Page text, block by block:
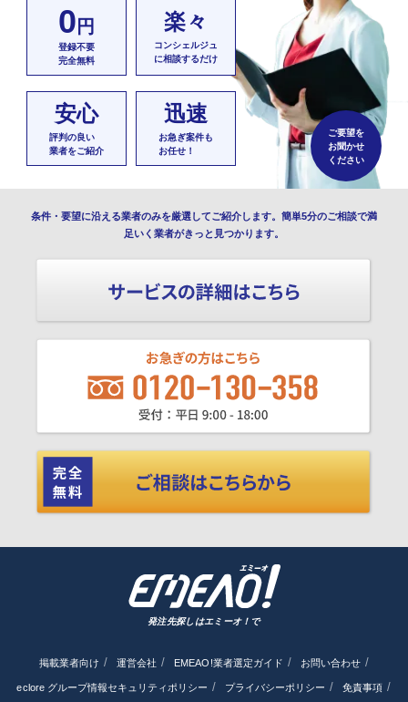
0 円
登録不要
完全無料
楽々
コンシェルジュ
に相談するだけ
安心
評判の良い
業者をご紹介
迅速
お急ぎ案件も
お任せ！
ご要望を
お聞かせ
ください
条件・要望に沿える業者のみを厳選してご紹介します。簡単5分のご相談で満
足いく業者がきっと見つかります。
発注先探しはエミーオ！で
掲載業者向け 運営会社 EMEAO!業者選定ガイド お問い合わせ
eclore グループ情報セキュリティポリシー プライバシーポリシー 免責事項